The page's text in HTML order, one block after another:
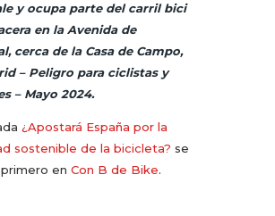
y ocupa parte del carril bici
en la Avenida de
cerca de la Casa de Campo,
– Peligro para ciclistas y
– Mayo 2024.
¿Apostará España por la
sostenible de la bicicleta? se
en Con B de Bike.